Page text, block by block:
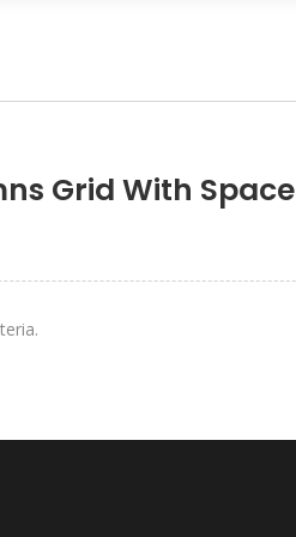
Grid With Space